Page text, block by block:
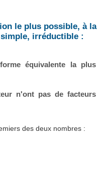
le plus possible, à la
irréductible :
équivalente la plus
n'ont pas de facteurs
des deux nombres :